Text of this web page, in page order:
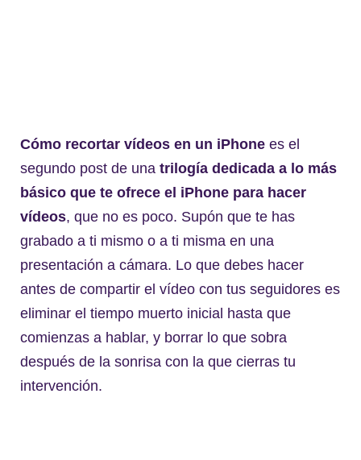
Cómo recortar vídeos en un iPhone es el
segundo post de una trilogía dedicada a lo más
básico que te ofrece el iPhone para hacer
vídeos, que no es poco. Supón que te has
grabado a ti mismo o a ti misma en una
presentación a cámara. Lo que debes hacer
antes de compartir el vídeo con tus seguidores es
eliminar el tiempo muerto inicial hasta que
comienzas a hablar, y borrar lo que sobra
después de la sonrisa con la que cierras tu
intervención.